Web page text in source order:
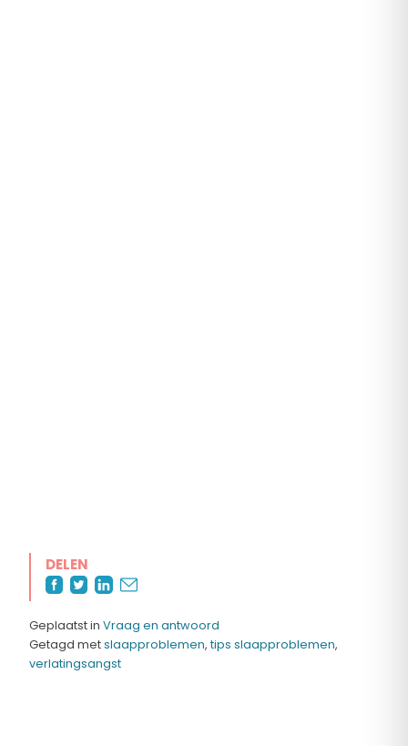
DELEN
Geplaatst in Vraag en antwoord
Getagd metslaapproblemen, tips slaapproblemen,
verlatingsangst